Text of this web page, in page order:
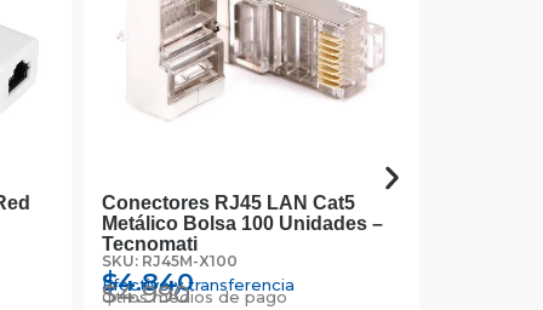
Conectores RJ45 LAN Cat5
Metálico Bolsa 100 Unidades –
Tecnomati
SKU: RJ45M-X100
$4.840
Efectivo y transferencia
$4.990
Otros medios de pago